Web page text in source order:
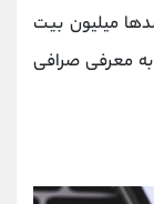
میلیون بیت
معرفی صرافی